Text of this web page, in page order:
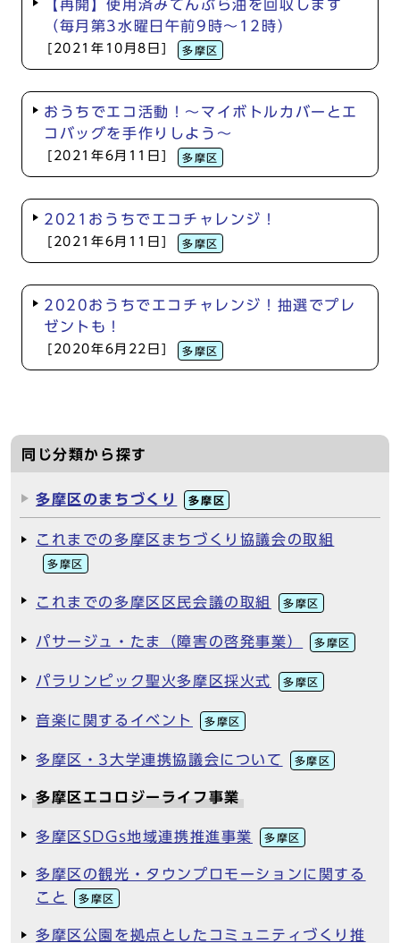
【再開】使用済みてんぷら油を回収します
（毎月第3水曜日午前9時～12時）
[2021年10月8日] 多摩区
おうちでエコ活動！～マイボトルカバーとエ
コバッグを手作りしよう～
[2021年6月11日] 多摩区
2021おうちでエコチャレンジ！
[2021年6月11日] 多摩区
2020おうちでエコチャレンジ！抽選でプレ
ゼントも！
[2020年6月22日] 多摩区
同じ分類から探す
多摩区のまちづくり 多摩区
これまでの多摩区まちづくり協議会の取組
多摩区
これまでの多摩区区民会議の取組 多摩区
パサージュ・たま（障害の啓発事業） 多摩区
パラリンピック聖火多摩区採火式 多摩区
音楽に関するイベント 多摩区
多摩区・3大学連携協議会について 多摩区
多摩区エコロジーライフ事業
多摩区SDGs地域連携推進事業 多摩区
多摩区の観光・タウンプロモーションに関する
こと
多摩区
多摩区公園を拠点としたコミュニティづくり推